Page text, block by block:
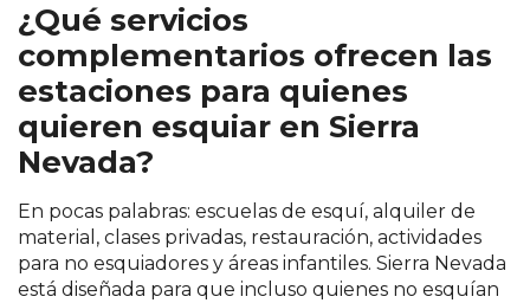
¿Qué servicios
complementarios ofrecen las
estaciones para quienes
quieren esquiar en Sierra
Nevada?
En pocas palabras: escuelas de esquí, alquiler de
material, clases privadas, restauración, actividades
para no esquiadores y áreas infantiles. Sierra Nevada
está diseñada para que incluso quienes no esquían